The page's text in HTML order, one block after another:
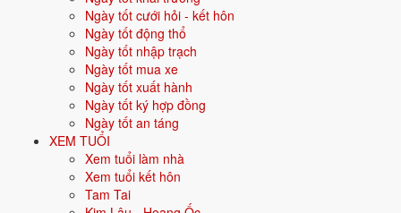
Ngày tốt cưới hỏi - kết hôn
Ngày tốt động thổ
Ngày tốt nhập trạch
Ngày tốt mua xe
Ngày tốt xuất hành
Ngày tốt ký hợp đồng
Ngày tốt an táng
XEM TUỔI
Xem tuổi làm nhà
Xem tuổi kết hôn
Tam Tai
Vận khí khi sinh:Vận 7 Thất Xích Kim (1984-2003) - Tài chính, giao
2026: 34 tuổi mụ, năm Bính Ngọ - Bình hoà với Thái Tuế.
Sinh năm 1993 là tuổi gì, mệnh gì?
Người sinh năm1993là tuổiQuý Dậu
, mệnhKim. Màu hợp gồm Trắng, Bạc, Xám, Vàng nhạt; hướng
hợp là Tây, Tây Bắc. Bảng dưới đây tóm tắt 10 chỉ số cốt lõi:
Năm sinh dương